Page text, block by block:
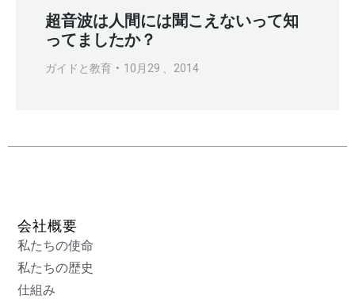
超音波は人間には聞こえないって知
ってましたか？
ガイドと教育 10月29 、2014
会社概要
私たちの使命
私たちの歴史
仕組み